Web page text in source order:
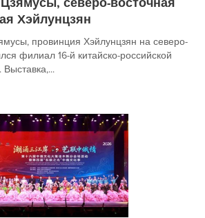
Хэйлунцзян
провинция Хэйлунцзян на северо-
филиал 16-й китайско-российской
Выставка,...